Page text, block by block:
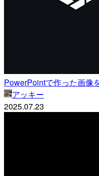
PowerPointで作った画像
アッキー
2025.07.23